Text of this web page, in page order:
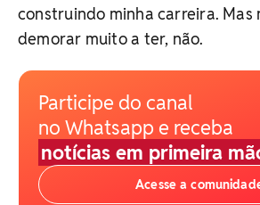
construindo minha carreira. Mas
demorar muito a ter, não.
Participe do canal
no Whatsapp e receba
notícias em primeira
Acesse a